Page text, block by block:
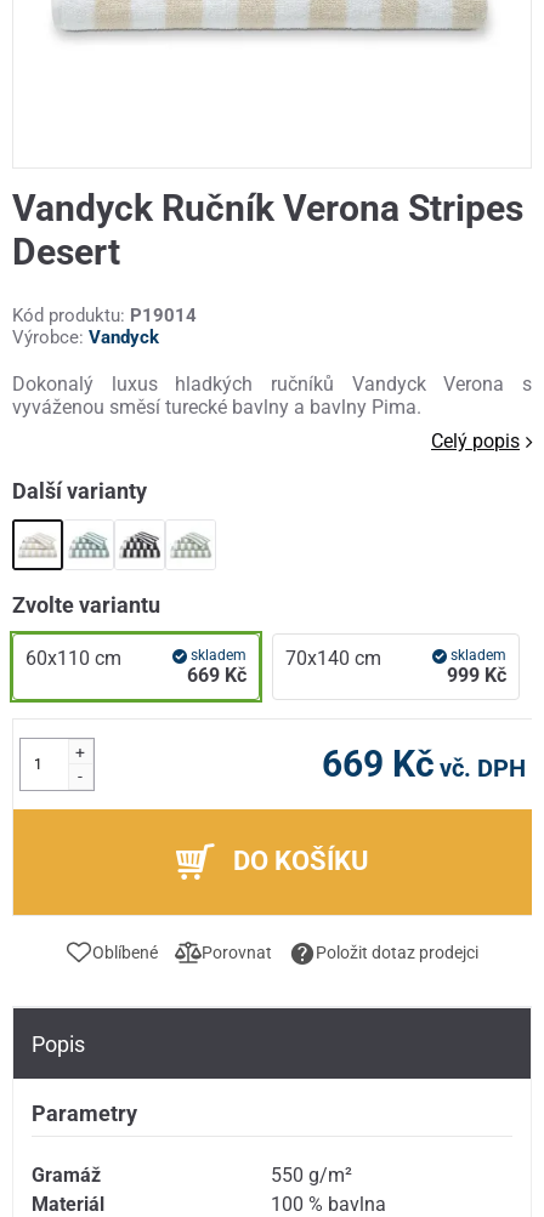
Vandyck Ručník Verona Stripes
Desert
Kód produktu: P19014
Výrobce: Vandyck
Dokonalý luxus hladkých ručníků Vandyck Verona s
vyváženou směsí turecké bavlny a bavlny Pima.
Celý popis
Další varianty
Zvolte variantu
60x110 cm skladem
669 Kč
70x140 cm skladem
999 Kč
+
-
669 Kč vč. DPH
DO KOŠÍKU
Oblíbené Porovnat Položit dotaz prodejci
Popis
Parametry
Gramáž
550 g/m²
Materiál
100 % bavlna